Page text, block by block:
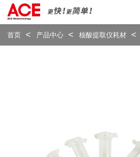
首页 产品中心 核酸提取仪耗材